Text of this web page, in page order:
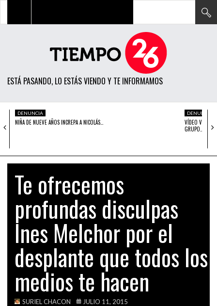
ESTÁ PASANDO, LO ESTÁS VIENDO Y TE INFORMAMOS
POLÍTICA
ECONOMÍA
SOCIEDAD
OPINIÓN
ENTRETENIMIENTO
TECH
VIDEOS
DENUNCIA
NIÑA DE NUEVE AÑOS INCREPA A NICOLÁS…
DENUNCIA
VÍDEO VIRAL:
GRUPO…
Te ofrecemos
profundas disculpas
Ines Melchor por el
desplante que todos los
medios te hacen
SURIEL CHACON JULIO 11, 2015